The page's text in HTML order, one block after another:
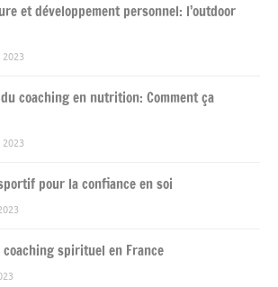
et développement personnel: l’outdoor
coaching en nutrition: Comment ça
pour la confiance en soi
coaching spirituel en France